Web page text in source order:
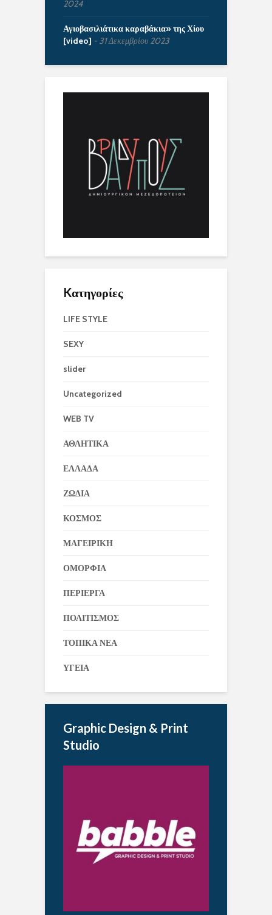
2024
Αγιοβασιλιάτικα καραβάκια» της Χίου
[video]
31 Δεκεμβρίου 2023
Kατηγορίες
LIFE STYLE
SEXY
slider
Uncategorized
WEB TV
ΑΘΛΗΤΙΚΑ
ΕΛΛΑΔΑ
ΖΩΔΙΑ
ΚΟΣΜΟΣ
ΜΑΓΕΙΡΙΚΗ
ΟΜΟΡΦΙΑ
ΠΕΡΙΕΡΓΑ
ΠΟΛΙΤΙΣΜΟΣ
ΤΟΠΙΚΑ ΝΕΑ
ΥΓΕΙΑ
Graphic Design & Print
Studio